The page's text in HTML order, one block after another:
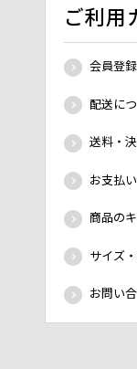
ご利用
会員登
配送に
送料・
お支払
商品の
サイズ
お問い